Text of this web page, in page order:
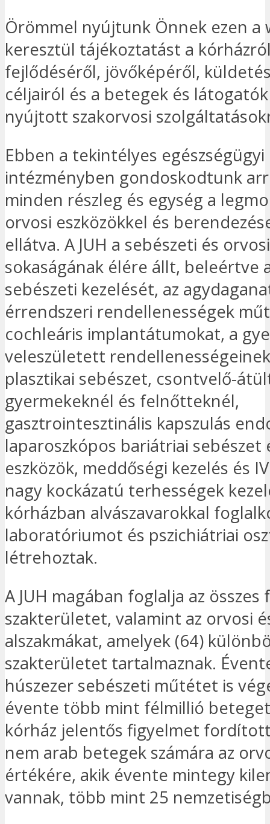
Örömmel nyújtunk Önnek ezen a
keresztül tájékoztatást a
fejlődéséről, jövőképéről,
céljairól és a betegek és
nyújtott szakorvosi
Ebben a tekintélyes egészségügyi
intézményben gondoskodtunk
minden részleg és egység a
orvosi eszközökkel és
ellátva. A JUH a sebészeti és
sokaságának élére állt, beleértve
sebészeti kezelését, az
érrendszeri rendellenességek
cochleáris implantátumokat, a
veleszületett
plasztikai sebészet, csontvelő-
gyermekeknél és felnőtteknél,
gasztrointesztinális kapszulás
laparoszkópos bariátriai sebészet
eszközök, meddőségi kezelés és
nagy kockázatú terhességek
kórházban alvászavarokkal
laboratóriumot és pszichiátriai
létrehoztak.
A JUH magában foglalja az összes
szakterületet, valamint az orvosi
alszakmákat, amelyek (64)
szakterületet tartalmaznak.
húszezer sebészeti műtétet is
évente több mint félmillió
kórház jelentős figyelmet
nem arab betegek számára az
értékére, akik évente mintegy
vannak, több mint 25